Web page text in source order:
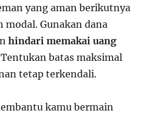
yang aman berikutnya
modal. Gunakan dana
hindari memakai uang
Tentukan batas maksimal
tetap terkendali.
kamu bermain